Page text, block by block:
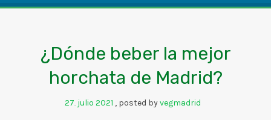
¿Dónde beber la mejor
horchata de Madrid?
27. julio 2021 posted byvegmadrid